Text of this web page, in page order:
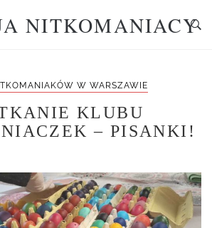
NITKOMANIACY
W WARSZAWIE
KLUBU
– PISANKI!